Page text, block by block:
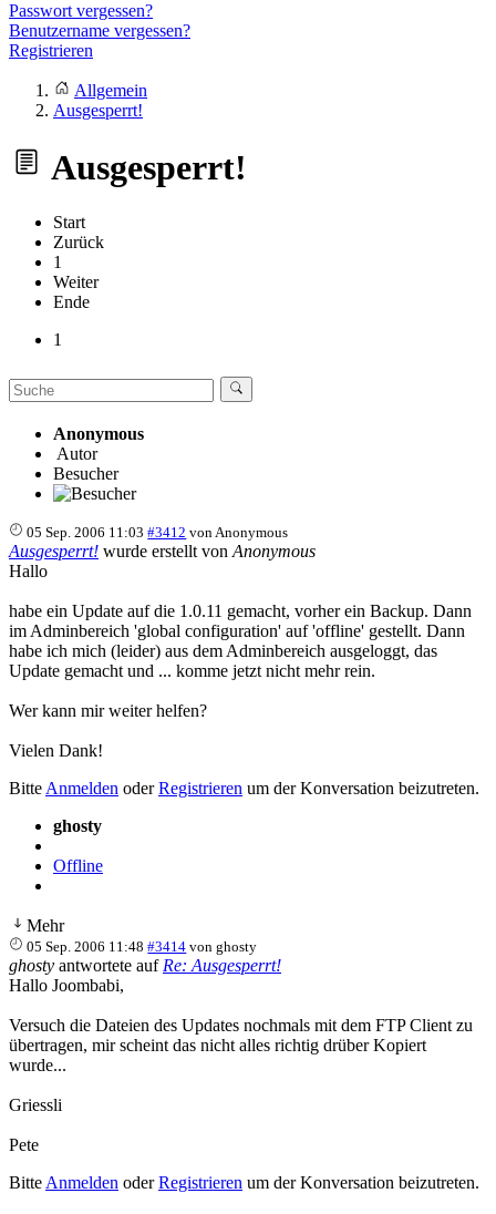
Passwort vergessen?
Benutzername vergessen?
Registrieren
Allgemein
Ausgesperrt!
Ausgesperrt!
Start
Zurück
1
Weiter
Ende
1
Anonymous
Autor
Besucher
05 Sep. 2006 11:03 #3412 von Anonymous
Ausgesperrt! wurde erstellt von Anonymous
Hallo
habe ein Update auf die 1.0.11 gemacht, vorher ein Backup. Dann
im Adminbereich 'global configuration' auf 'offline' gestellt. Dann
habe ich mich (leider) aus dem Adminbereich ausgeloggt, das
Update gemacht und ... komme jetzt nicht mehr rein.
Wer kann mir weiter helfen?
Vielen Dank!
Bitte Anmelden oderRegistrieren um der Konversation beizutreten.
ghosty
Offline
Mehr
05 Sep. 2006 11:48 #3414 vonghosty
ghosty antwortete auf Re: Ausgesperrt!
Hallo Joombabi,
Versuch die Dateien des Updates nochmals mit dem FTP Client zu
übertragen, mir scheint das nicht alles richtig drüber Kopiert
wurde...
Griessli
Pete
Bitte Anmelden oderRegistrieren um der Konversation beizutreten.